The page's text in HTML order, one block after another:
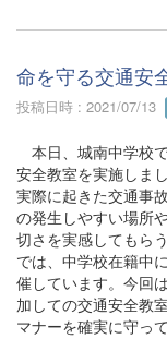
命を守る交通安
投稿日時 : 2021/07/13
本日、城南中学校
安全教室を実施しま
実際に起きた交通事
の発生しやすい場所
切さを実感してもら
では、中学校在籍中
催しています。今回
加しての交通安全教
マナーを確実に守っ